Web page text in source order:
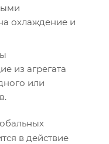
охлаждение и
из агрегата
или
в действие